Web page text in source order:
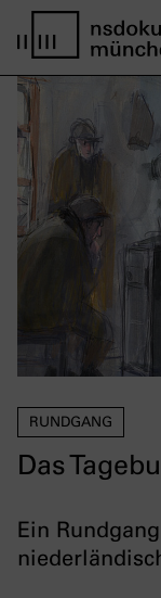
RUNDGANG
Das
Ein